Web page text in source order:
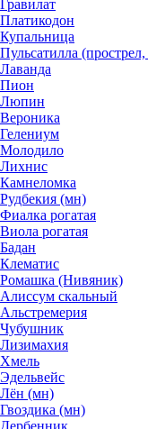
Гравилат
Платикодон
Купальница
Пульсатилла
Лаванда
Пион
Люпин
Вероника
Гелениум
Молодило
Лихнис
Камнеломка
Рудбекия (мн)
Фиалка рогатая
Виола рогатая
Бадан
Клематис
Ромашка (Нивяник)
Алиссум скальный
Альстремерия
Чубушник
Лизимахия
Хмель
Эдельвейс
Лён (мн)
Гвоздика (мн)
Дербенник